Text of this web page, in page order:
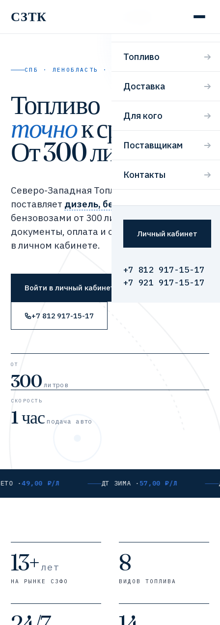
СЗТК
Топливо
Доставка
Для кого
Поставщикам
Контакты
Личный кабинет
+7 812 917-15-17
+7 921 917-15-17
СПБ · ЛЕНОБЛАСТЬ · 24/7
Топливо
точнок сроку.
От 300 литров.
Северо-Западная Топливная Компания
поставляет дизель, бензин и мазут
бензовозами от 300 литров. Заявка,
документы, оплата и отслеживание —
в личном кабинете.
Войти в личный кабинет
+7 812 917-15-17
ОТ
300 литров
СКОРОСТЬ
1 час подача авто
·49,00 ₽/Л ДТ ЗИМА ·57,00 ₽/Л
13+лет
НА РЫНКЕ СЗФО
8
ВИДОВ ТОПЛИВА